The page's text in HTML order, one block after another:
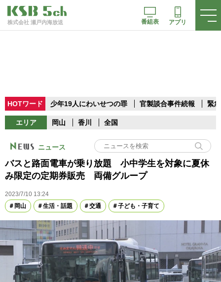
株式会社 瀬戸内海放送 番組表 アプリ
HOTワード 少年19人にわいせつの罪 官製談合事件続報 緊
エリア 岡山 香川 全国
ニュース
バスと路面電車が乗り放題 小中学生を対象に夏休
み限定の定期券販売 両備グループ
2023/7/10 13:24
岡山
生活・話題 交通 子ども・子育て